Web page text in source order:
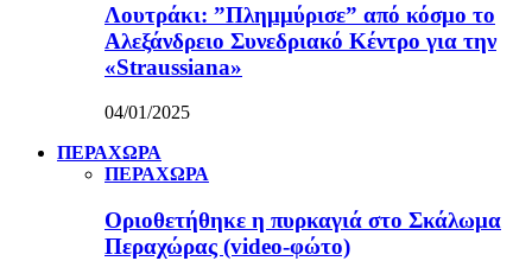
Λουτράκι: ”Πλημμύρισε” από κόσμο το
Αλεξάνδρειο Συνεδριακό Κέντρο για την
«Straussiana»
04/01/2025
ΠΕΡΑΧΩΡΑ
ΠΕΡΑΧΩΡΑ
Οριοθετήθηκε η πυρκαγιά στο Σκάλωμα
Περαχώρας (video-φώτο)